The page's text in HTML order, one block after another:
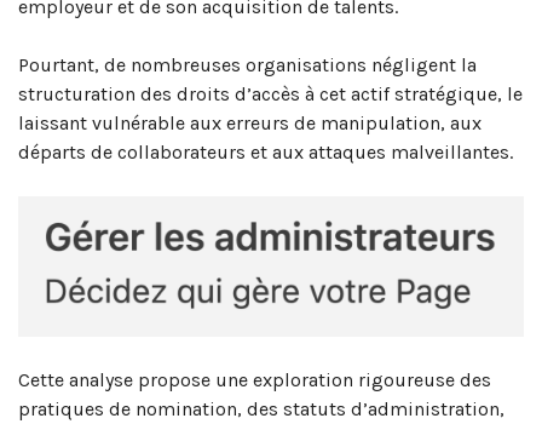
employeur et de son acquisition de talents.
Pourtant, de nombreuses organisations négligent la
structuration des droits d’accès à cet actif stratégique, le
laissant vulnérable aux erreurs de manipulation, aux
départs de collaborateurs et aux attaques malveillantes.
Cette analyse propose une exploration rigoureuse des
pratiques de nomination, des statuts d’administration,